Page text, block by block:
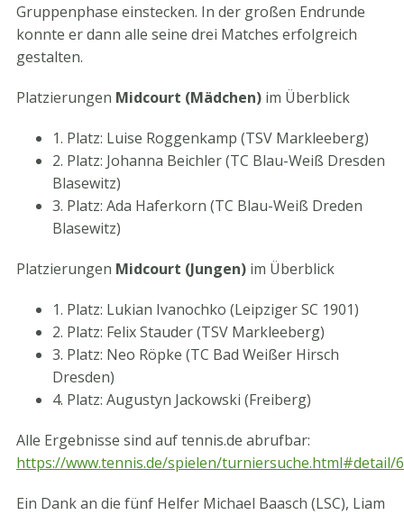
Gruppenphase einstecken. In der großen Endrunde
konnte er dann alle seine drei Matches erfolgreich
gestalten.
Platzierungen Midcourt (Mädchen) im Überblick
1. Platz: Luise Roggenkamp (TSV Markleeberg)
2. Platz: Johanna Beichler (TC Blau-Weiß Dresden
Blasewitz)
3. Platz: Ada Haferkorn (TC Blau-Weiß Dreden
Blasewitz)
Platzierungen Midcourt (Jungen) im Überblick
1. Platz: Lukian Ivanochko (Leipziger SC 1901)
2. Platz: Felix Stauder (TSV Markleeberg)
3. Platz: Neo Röpke (TC Bad Weißer Hirsch
Dresden)
4. Platz: Augustyn Jackowski (Freiberg)
Alle Ergebnisse sind auf tennis.de abrufbar:
https://www.tennis.de/spielen/turniersuche.html#detail/
Ein Dank an die fünf Helfer Michael Baasch (LSC), Liam